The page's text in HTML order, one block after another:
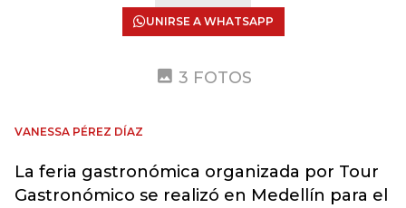
UNIRSE A WHATSAPP
3 FOTOS
VANESSA PÉREZ DÍAZ
La feria gastronómica organizada por Tour
Gastronómico se realizó en Medellín para el